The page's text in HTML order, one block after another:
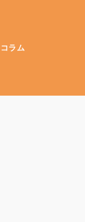
コラム